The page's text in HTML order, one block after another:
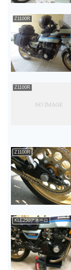
Z1100R
Z1100R
Z1100R
KLE250アネーロ